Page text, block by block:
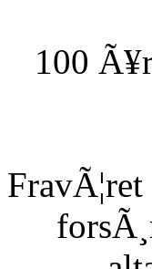
100